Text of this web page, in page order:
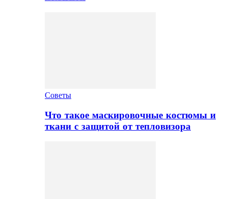
Советы
Что такое маскировочные костюмы и
ткани с защитой от тепловизора